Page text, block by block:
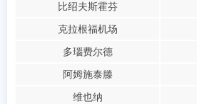
比绍夫斯霍芬
克拉根福机场
多瑙费尔德
阿姆施泰滕
维也纳